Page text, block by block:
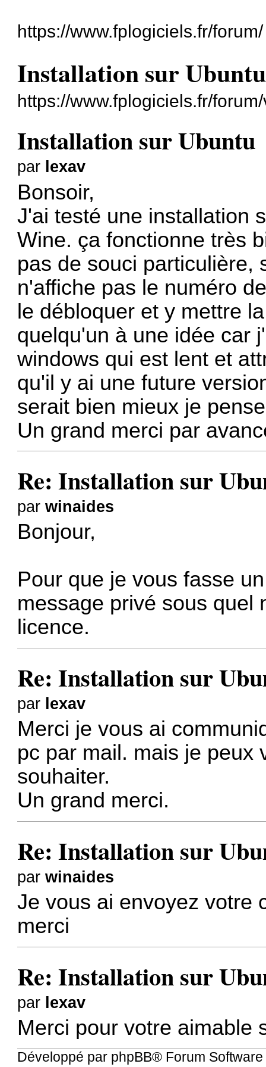
https://www.fplogiciels.fr/forum/
Installation sur Ubuntu
https://www.fplogiciels.fr/
Installation sur Ubuntu
par lexav
Bonsoir,
J'ai testé une installation
Wine. ça fonctionne très
pas de souci particulière,
n'affiche pas le numéro
le débloquer et y mettre
quelqu'un à une idée car
windows qui est lent et
qu'il y ai une future
serait bien mieux je
Un grand merci par
Re: Installation sur
parwinaides
Bonjour,
Pour que je vous fasse
message privé sous quel
licence.
Re: Installation sur
par lexav
Merci je vous ai
pc par mail. mais je peux
souhaiter.
Un grand merci.
Re: Installation sur
parwinaides
Je vous ai envoyez votre
merci
Re: Installation sur
par lexav
Merci pour votre aimable
Développé par phpBB® Forum